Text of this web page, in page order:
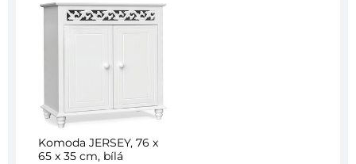
Komoda JERSEY, 76 x
65 x 35 cm, bílá